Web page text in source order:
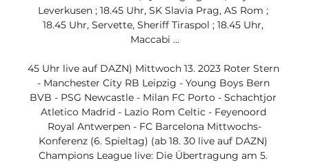
Leverkusen ; 18.45 Uhr, SK Slavia Prag, AS Rom ;
18.45 Uhr, Servette, Sheriff Tiraspol ; 18.45 Uhr,
Maccabi ...
45 Uhr live auf DAZN) Mittwoch 13. 2023 Roter Stern
- Manchester City RB Leipzig - Young Boys Bern
BVB - PSG Newcastle - Milan FC Porto - Schachtjor
Atletico Madrid - Lazio Rom Celtic - Feyenoord
Royal Antwerpen - FC Barcelona Mittwochs-
Konferenz (6. Spieltag) (ab 18. 30 live auf DAZN)
Champions League live: Die Übertragung am 5.